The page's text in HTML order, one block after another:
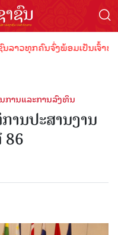
ວທຸກຄົນຈົ່ງພ້ອມເປັນເຈົ້າພາ
ການແລະການລົງທຶນ
ານປະສານງານ
86